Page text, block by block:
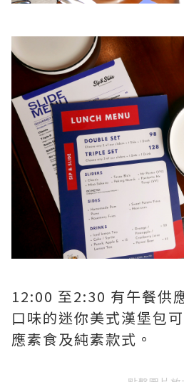
12:00 至2:30 有午餐供
口味的迷你美式漢堡包
應素食及純素款式。